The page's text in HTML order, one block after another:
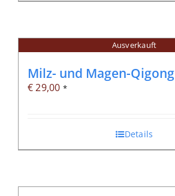
Ausverkauft
Milz- und Magen-Qigong
€29,00 *
Details